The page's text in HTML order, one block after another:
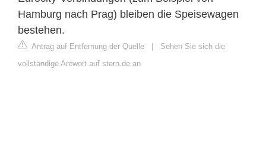
Hamburg nach Prag) bleiben die Speisewagen
bestehen.
Antrag auf Entfernung der Quelle
Sehen Sie sich die
vollständige Antwort auf stern.de an